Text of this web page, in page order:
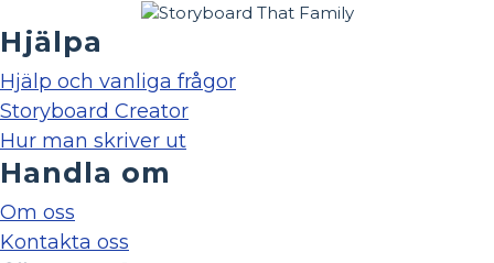
Hjälpa
Hjälp och vanliga frågor
Storyboard Creator
Hur man skriver ut
Handla om
Om oss
Kontakta oss